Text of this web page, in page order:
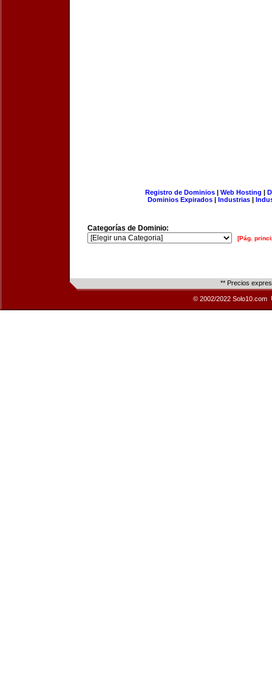
Registro de Dominios| Web Hosting |
Dominios Expirados | Industrias |
Categorías de Dominio:
[Pág.
** Precios
© 2002/2022 Solo10.com